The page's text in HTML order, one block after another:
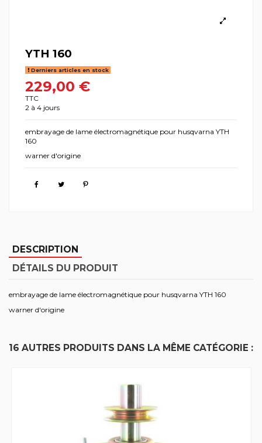
YTH 160
Derniers articles en stock
229,00 €
TTC
2 à 4 jours
embrayage de lame électromagnétique pour husqvarna YTH
160
warner d'origine
DESCRIPTION
DÉTAILS DU PRODUIT
embrayage de lame électromagnétique pour husqvarna YTH 160
warner d'origine
16 AUTRES PRODUITS DANS LA MÊME CATÉGORIE :